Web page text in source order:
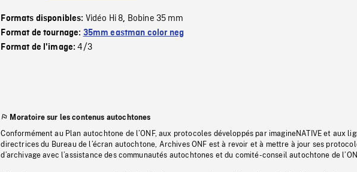
Formats disponibles: Vidéo Hi 8, Bobine 35 mm
Format de tournage: 35mm eastman color neg
Format de l'image:4/3
Moratoire sur les contenus autochtones
Conformément au Plan autochtone de l’ONF, aux protocoles développés par imagineNATIVE et aux
directrices du Bureau de l’écran autochtone, Archives ONF est à revoir et à mettre à jour ses
d’archivage avec l’assistance des communautés autochtones et du comité-conseil autochtone de